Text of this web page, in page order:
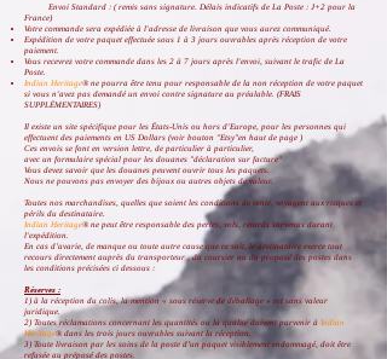
Envoi Standard : ( remis sans signature. Délais indicatifs de La Poste : J+2 pour la
France)
Votre commande sera expédiée à l'adresse de livraison que vous aurez communiqué.
Expédition de votre paquet effectuée sous 1 à 3 jours ouvrables après réception de votre
paiement.
Vous recevrez votre commande dans les 2 à 7 jours après l'envoi, suivant le trafic de La
Poste.
Indian Heritage® ne pourra être tenu pour responsable de la non réception de votre paquet
si vous n'avez pas demandé un envoi contre signature au préalable. (FRAIS
SUPPLÉMENTAIRES)
Il existe un site spécifique pour les États-Unis ou hors d'Europe, pour les personnes qui
effectuent des paiements en US Dollars (voir bouton "Etsy"en haut de page )
Ces envois se font en version lettre, de particulier à particulier,
avec un formulaire spécial pour les douanes "déclaration sur facture"
Vous devez savoir que les douanes peuvent ouvrir tous les paquets.
Nous ne pouvons pas envoyer des bijoux ou autres objets de valeur.
Toutes nos marchandises, quelles que soient les conditions de vente, voyagent aux risques et
périls du destinataire.
Indian Heritage® ne peut être responsable des pertes, vols, retards survenus durant
l'expédition.
En cas d’avarie, de manque ou toute autre cause que ce soit, le destinataire exerce tout
recours directement auprès du transporteur , du coursier ou du proposé des postes dans
les conditions précisées ci dessous :
Réserves :
1) à la réception du colis, la mention « sous réserve de déballage » est sans valeur
juridique.
2) Toutes réclamations concernant les quantités ou la qualité doivent parvenir à Indian
Héritage® dans les trois jours ouvrables suivant la réception.
3) Toute livraison par les soins de la poste d’un paquet visiblement endommagé, doit être
refusée au préposé des postes.